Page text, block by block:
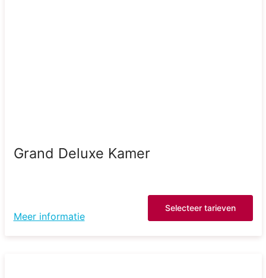
Grand Deluxe Kamer
Meer informatie
Selecteer tarieven